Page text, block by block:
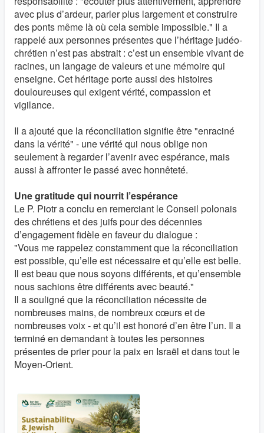
avec plus d’ardeur, parler plus largement et construire
des ponts même là où cela semble impossible." Il a
rappelé aux personnes présentes que l’héritage judéo-
chrétien n’est pas abstrait : c’est un ensemble vivant de
racines, un langage de valeurs et une mémoire qui
enseigne. Cet héritage porte aussi des histoires
douloureuses qui exigent vérité, compassion et
vigilance.
Il a ajouté que la réconciliation signifie être "enraciné
dans la vérité" - une vérité qui nous oblige non
seulement à regarder l’avenir avec espérance, mais
aussi à affronter le passé avec honnêteté.
Une gratitude qui nourrit l’espérance
Le P. Piotr a conclu en remerciant le Conseil polonais
des chrétiens et des juifs pour des décennies
d’engagement fidèle en faveur du dialogue :
"Vous me rappelez constamment que la réconciliation
est possible, qu’elle est nécessaire et qu’elle est belle.
Il est beau que nous soyons différents, et qu’ensemble
nous sachions être différents avec beauté."
Il a souligné que la réconciliation nécessite de
nombreuses mains, de nombreux cœurs et de
nombreuses voix - et qu’il est honoré d’en être l’un. Il a
terminé en demandant à toutes les personnes
présentes de prier pour la paix en Israël et dans tout le
Moyen-Orient.